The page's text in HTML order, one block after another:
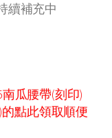
續補充中
瓜腰帶(刻印)
點此領取順便